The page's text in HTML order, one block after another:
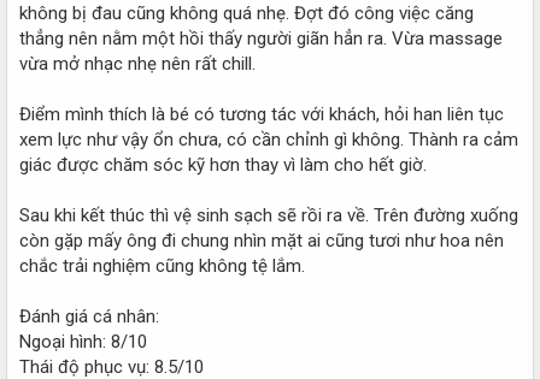
không bị đau cũng không quá nhẹ. Đợt đó công việc căng
thẳng nên nằm một hồi thấy người giãn hẳn ra. Vừa massage
vừa mở nhạc nhẹ nên rất chill.
Điểm mình thích là bé có tương tác với khách, hỏi han liên tục
xem lực như vậy ổn chưa, có cần chỉnh gì không. Thành ra cảm
giác được chăm sóc kỹ hơn thay vì làm cho hết giờ.
Sau khi kết thúc thì vệ sinh sạch sẽ rồi ra về. Trên đường xuống
còn gặp mấy ông đi chung nhìn mặt ai cũng tươi như hoa nên
chắc trải nghiệm cũng không tệ lắm.
Đánh giá cá nhân:
Ngoại hình: 8/10
Thái độ phục vụ: 8.5/10